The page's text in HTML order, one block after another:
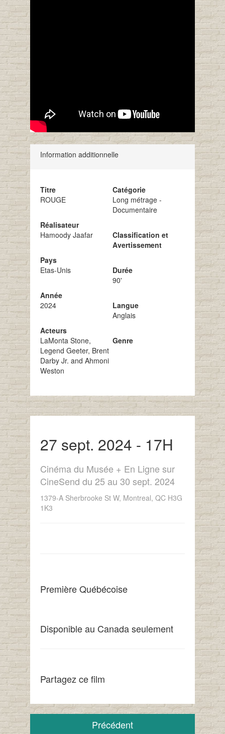
Information additionnelle
Titre
ROUGE
Réalisateur
Hamoody Jaafar
Pays
Etas-Unis
Année
2024
Acteurs
LaMonta Stone,
Legend Geeter, Brent
Darby Jr. and Ahmoni
Weston
Catégorie
Long métrage -
Documentaire
Classification et
Avertissement
Durée
90'
Langue
Anglais
Genre
27 sept. 2024 - 17H
Cinéma du Musée + En Ligne sur
CineSend du 25 au 30 sept. 2024
1379-A Sherbrooke St W, Montreal, QC H3G
1K3
Première Québécoise
Disponible au Canada seulement
Partagez ce film
Précédent